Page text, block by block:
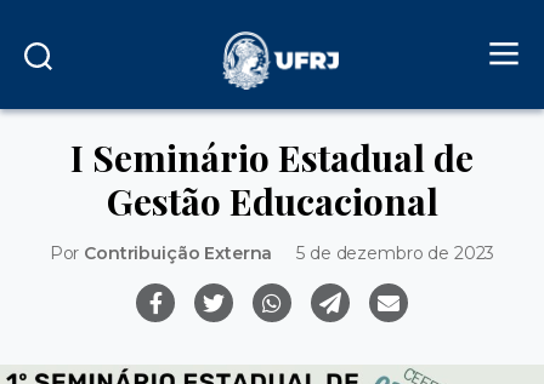
I Seminário Estadual de
Gestão Educacional
Por Contribuição Externa 5 de dezembro de 2023